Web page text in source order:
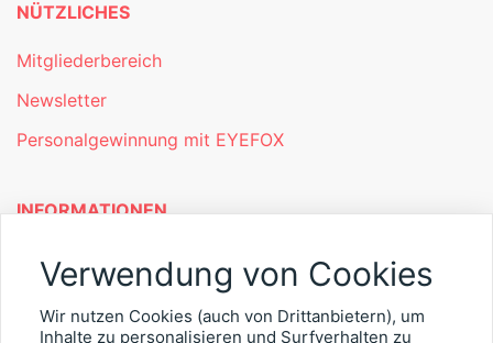
NÜTZLICHES
Mitgliederbereich
Newsletter
Personalgewinnung mit EYEFOX
INFORMATIONEN
Was ist EYEFOX – Ihre Möglichkeiten
Kontakt
Verwendung von Cookies
Wir nutzen Cookies (auch von Drittanbietern), um
Inhalte zu personalisieren und Surfverhalten zu